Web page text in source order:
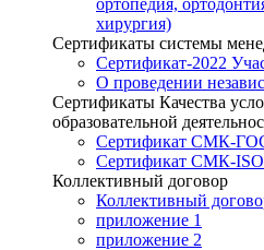
хирургия)
Сертификаты системы
Сертификат-2022
О проведении
Сертификаты Качества
образовательной
Сертификат СМК-
Сертификат СМК-ISO
Коллективный договор
Коллективный
приложение 1
приложение 2